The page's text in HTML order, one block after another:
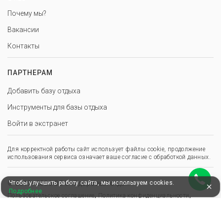
Почему мы?
Вакансии
Контакты
ПАРТНЕРАМ
Добавить базу отдыха
Инструменты для базы отдыха
Войти в экстранет
Для корректной работы сайт использует файлы cookie, продолжение
использования сервиса означает ваше согласие с обработкой данных.
© 2013–2026 ООО «Здоровый отдых»
Пользовательское соглашение,Политика конфиденциальности,
Чтобы улучшить работу сайта, мы используем cookies.
Подробнее